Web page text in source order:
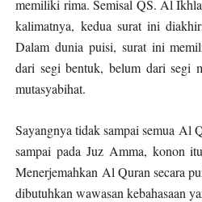
memiliki rima. Semisal QS. Al
kalimatnya, kedua surat ini
Dalam dunia puisi, surat ini
dari segi bentuk, belum dari segi
mutasyabihat.
Sayangnya tidak sampai semua Al
sampai pada Juz Amma, konon
Menerjemahkan Al Quran secara
dibutuhkan wawasan kebahasaan